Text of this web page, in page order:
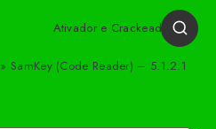
»SamKey (Code Reader) – 5.1.2.1